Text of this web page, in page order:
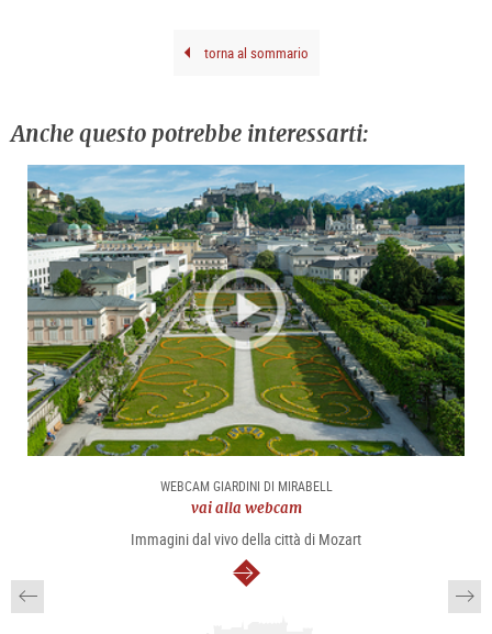
torna al sommario
Anche questo potrebbe interessarti:
WEBCAM GIARDINI DI MIRABELL
vai alla webcam
Immagini dal vivo della città di Mozart
segue